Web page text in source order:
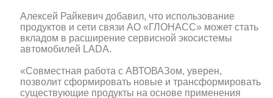
Алексей Райкевич добавил, что использование
продуктов и сети связи АО «ГЛОНАСС» может стать
вкладом в расширение сервисной экосистемы
автомобилей LADA.
«Совместная работа с АВТОВАЗом, уверен,
позволит сформировать новые и трансформировать
существующие продукты на основе применения